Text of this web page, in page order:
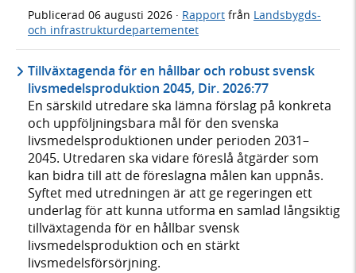
Publicerad 06 augusti 2026 · Rapport från Landsbygds-
och infrastrukturdepartementet
Tillväxtagenda för en hållbar och robust svensk
livsmedelsproduktion 2045, Dir. 2026:77
En särskild utredare ska lämna förslag på konkreta
och uppföljningsbara mål för den svenska
livsmedelsproduktionen under perioden 2031–
2045. Utredaren ska vidare föreslå åtgärder som
kan bidra till att de föreslagna målen kan uppnås.
Syftet med utredningen är att ge regeringen ett
underlag för att kunna utforma en samlad långsiktig
tillväxtagenda för en hållbar svensk
livsmedelsproduktion och en stärkt
livsmedelsförsörjning.